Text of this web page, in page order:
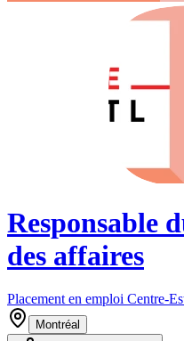
Responsable
des affaires
Placement en emploi Centre-
Montréal